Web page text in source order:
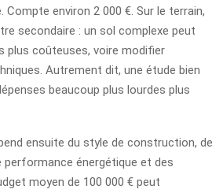
environ 2 000 €. Sur le terrain,
secondaire : un sol complexe peut
plus coûteuses, voire modifier
Autrement dit, une étude bien
beaucoup plus lourdes plus
ensuite du style de construction, de
performance énergétique et des
moyen de 100 000 € peut